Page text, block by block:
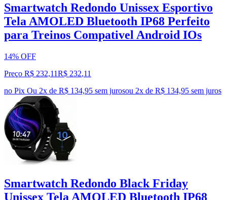
Smartwatch Redondo Unissex Esportivo
Tela AMOLED Bluetooth IP68 Perfeito
para Treinos Compativel Android IOs
14% OFF
Preço R$ 232,11R$ 232,11
no Pix Ou 2x de R$ 134,95 sem jurosou 2x de R$ 134,95 sem juros
Smartwatch Redondo Black Friday
Unissex Tela AMOLED Bluetooth IP68